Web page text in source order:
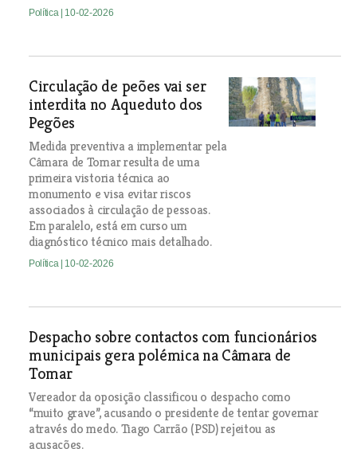
Política | 10-02-2026
Circulação de peões vai ser
interdita no Aqueduto dos
Pegões
Medida preventiva a implementar pela
Câmara de Tomar resulta de uma
primeira vistoria técnica ao
monumento e visa evitar riscos
associados à circulação de pessoas.
Em paralelo, está em curso um
diagnóstico técnico mais detalhado.
Política | 10-02-2026
Despacho sobre contactos com funcionários
municipais gera polémica na Câmara de
Tomar
Vereador da oposição classificou o despacho como
“muito grave”, acusando o presidente de tentar governar
através do medo. Tiago Carrão (PSD) rejeitou as
acusações.